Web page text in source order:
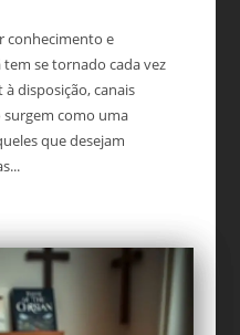
conhecimento e
se tornado cada vez
disposição, canais
como uma
que desejam